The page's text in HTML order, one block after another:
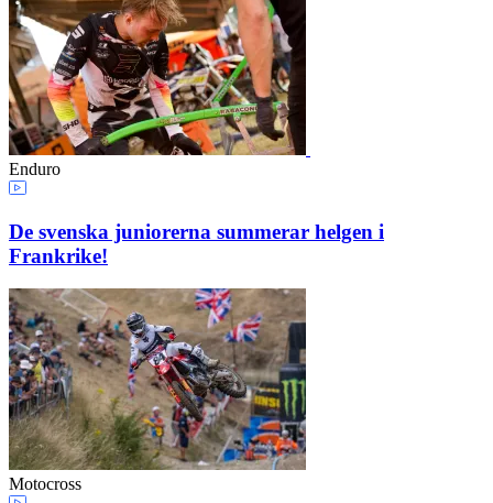
Enduro
De svenska juniorerna summerar helgen i
Frankrike!
Motocross